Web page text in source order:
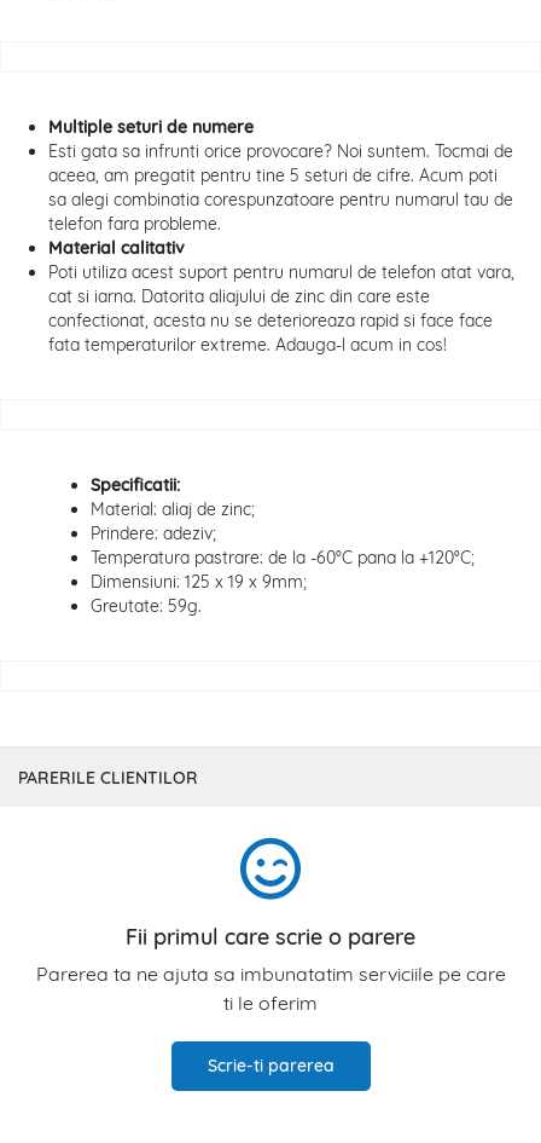
Multiple seturi de numere
Esti gata sa infrunti orice provocare? Noi suntem. Tocmai de
aceea, am pregatit pentru tine 5 seturi de cifre. Acum poti
sa alegi combinatia corespunzatoare pentru numarul tau de
telefon fara probleme.
Material calitativ
Poti utiliza acest suport pentru numarul de telefon atat vara,
cat si iarna. Datorita aliajului de zinc din care este
confectionat, acesta nu se deterioreaza rapid si face face
fata temperaturilor extreme. Adauga-l acum in cos!
Specificatii:
Material: aliaj de zinc;
Prindere: adeziv;
Temperatura pastrare: de la -60°C pana la +120°C;
Dimensiuni: 125 x 19 x 9mm;
Greutate: 59g.
PARERILE CLIENTILOR
Fii primul care scrie o parere
Parerea ta ne ajuta sa imbunatatim serviciile pe care
ti le oferim
Scrie-ti parerea